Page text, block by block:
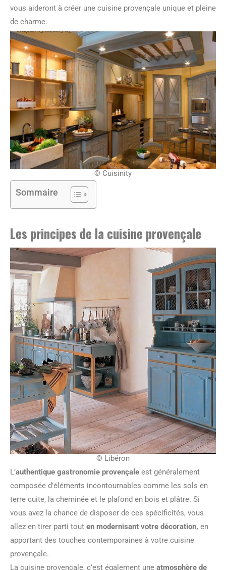
vous aideront à créer une cuisine provençale unique et pleine
de charme.
© Cuisinity
Sommaire
Les principes de la cuisine provençale
© Libéron
L’authentique gastronomie provençale est généralement
composée d’éléments incontournables comme les sols en
terre cuite, la cheminée et le plafond en bois et plâtre. Si
vous avez la chance de disposer de ces spécificités, vous
allez en tirer parti tout en modernisant votre décoration, en
apportant des touches contemporaines à votre cuisine
provençale.
La cuisine provençale, c’est également une atmosphère de